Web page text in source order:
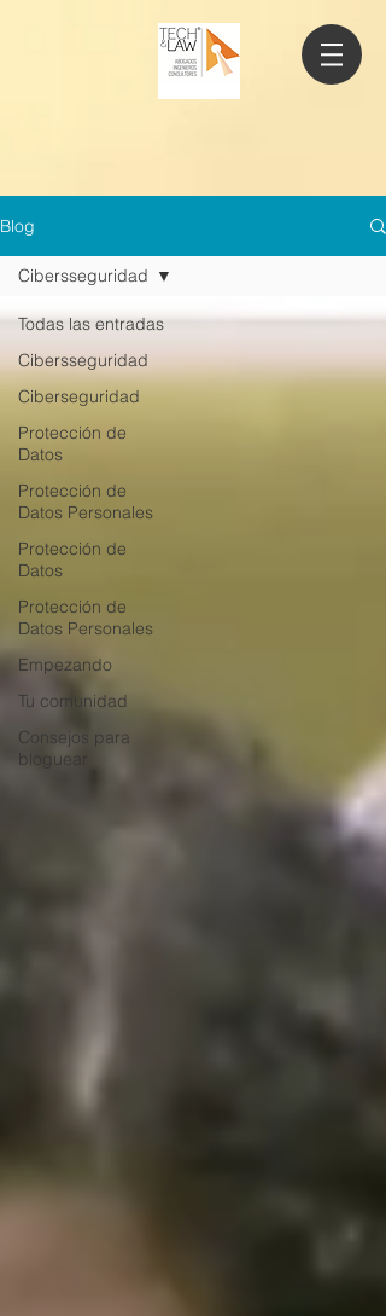
Blog
Todas las entradas
Cibersseguridad
Ciberseguridad
Protección de
Datos
Protección de
Datos Personales
Protección de
Datos
Protección de
Datos Personales
Empezando
Tu comunidad
Consejos para
bloguear
Cibersseguridad